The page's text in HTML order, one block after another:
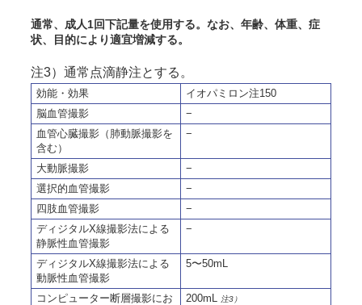
通常、成人1回下記量を使用する。なお、年齢、体重、症
状、目的により適宜増減する。
注3）通常点滴静注とする。
効能・効果
イオパミロン注150
脳血管撮影
−
血管心臓撮影（肺動脈撮影を
含む）
−
大動脈撮影
−
選択的血管撮影
−
四肢血管撮影
−
ディジタルX線撮影法による
静脈性血管撮影
−
ディジタルX線撮影法による
動脈性血管撮影
5〜50mL
コンピューター断層撮影にお
200mL 注3）